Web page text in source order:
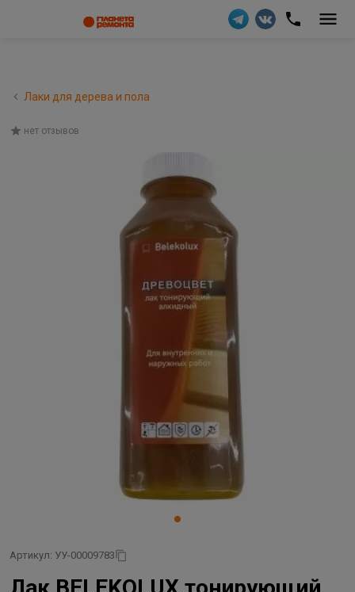
Лаки для дерева и пола
нет отзывов
Артикул: УУ-00009783